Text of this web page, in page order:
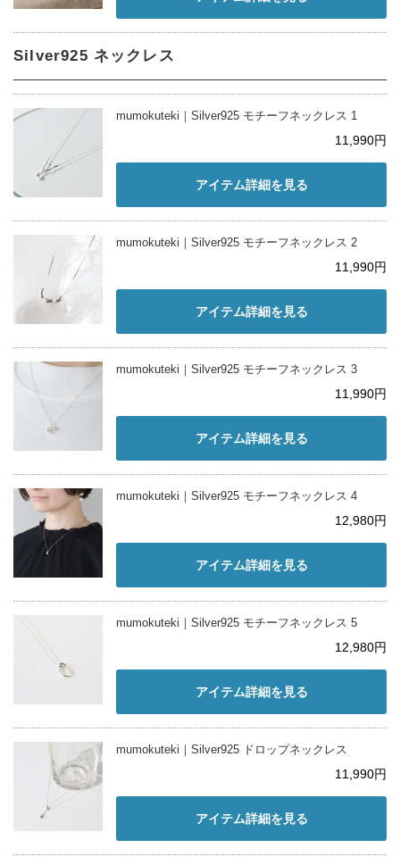
Silver925 ネックレス
mumokuteki｜Silver925 モチーフネックレス 1
11,990円
アイテム詳細を見る
mumokuteki｜Silver925 モチーフネックレス 2
11,990円
アイテム詳細を見る
mumokuteki｜Silver925 モチーフネックレス 3
11,990円
アイテム詳細を見る
mumokuteki｜Silver925 モチーフネックレス 4
12,980円
アイテム詳細を見る
mumokuteki｜Silver925 モチーフネックレス 5
12,980円
アイテム詳細を見る
mumokuteki｜Silver925 ドロップネックレス
11,990円
アイテム詳細を見る